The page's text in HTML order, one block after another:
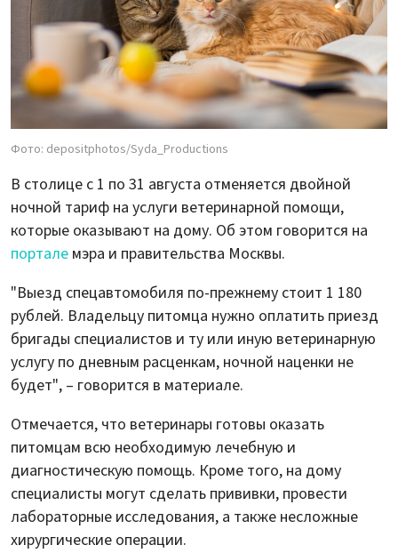
Фото: depositphotos/Syda_Productions
В столице с 1 по 31 августа отменяется двойной
ночной тариф на услуги ветеринарной помощи,
которые оказывают на дому. Об этом говорится на
портале мэра и правительства Москвы.
"Выезд спецавтомобиля по-прежнему стоит 1 180
рублей. Владельцу питомца нужно оплатить приезд
бригады специалистов и ту или иную ветеринарную
услугу по дневным расценкам, ночной наценки не
будет", – говорится в материале.
Отмечается, что ветеринары готовы оказать
питомцам всю необходимую лечебную и
диагностическую помощь. Кроме того, на дому
специалисты могут сделать прививки, провести
лабораторные исследования, а также несложные
хирургические операции.